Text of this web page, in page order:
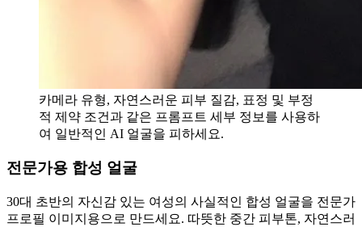
카메라 유형, 자연스러운 피부 질감, 표정 및 부정
적 제약 조건과 같은 프롬프트 세부 정보를 사용하
여 일반적인 AI 얼굴을 피하세요.
전문가용 합성 얼굴
30대 초반의 자신감 있는 여성의 사실적인 합성 얼굴을 전문가
프로필 이미지용으로 만드세요. 따뜻한 중간 피부톤, 자연스러